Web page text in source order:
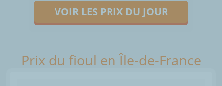
VOIR LES PRIX DU JOUR
Prix du fioul en Île-de-France